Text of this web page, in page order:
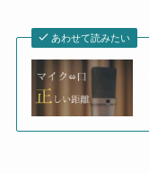
あわせて読みたい